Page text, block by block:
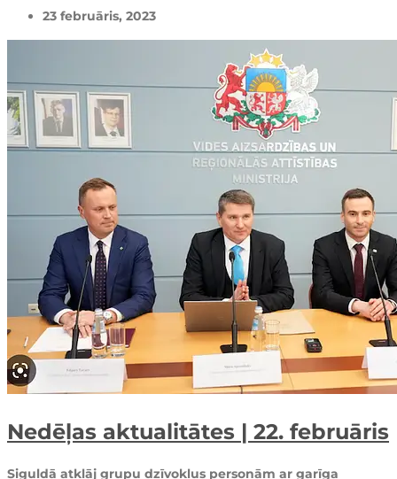
23 februāris, 2023
Nedēļas aktualitātes | 22. februāris
Siguldā atklāj grupu dzīvokļus personām ar garīga